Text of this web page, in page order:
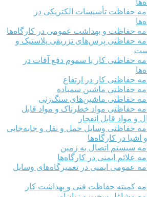
حفاظت تأسیسات الکتریکی در
حفاظت و بهداشت عمومی در کارگاه‌ها
حفاظتی پرس‌های تزریقی پلاستیک و
حفاظتی کار با سموم دفع آفات در
حفاظتی کار در ارتفاع
حفاظتی ماشین سمباده
حفاظتی ماشین‌های سنگ‌زنی
حفاظتی مواد خطرناک و مواد قابل
و مواد قابل انفجار
حفاظتی وسایل حمل و نقل و جابه‌جایی
اشیا در کارگاه‌ها
سیستم اتصال به زمین
علائم ایمنی در کارگاه‌ها
عمومی ایمنی در تعمیرگاه‌های وسایل
کمیته حفاظت فنی و بهداشت کار